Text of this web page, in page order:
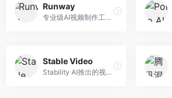
Runway
专业级AI视频制作工具，支持视频生成与编辑。面向影视制作人和创意工作者，提供文生视频、视频编辑、绿幕抠像等专业功能，视频处理能力强，适合专业创作场景。
Stable Video
Stability AI推出的视频生成模型，开源可部署。面向开发者和专业创作者，支持视频生成、视频编辑等功能，开源生态完善，定制化程度高。